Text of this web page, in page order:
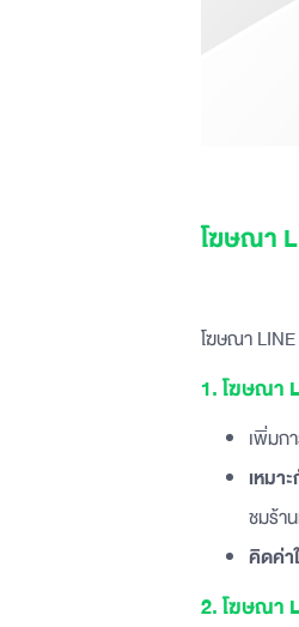
โฆษณา
โฆษณา
1. โฆษณา
เพิ่มก
เหมา
ชมร้า
คิดค่า
2. โฆษณา